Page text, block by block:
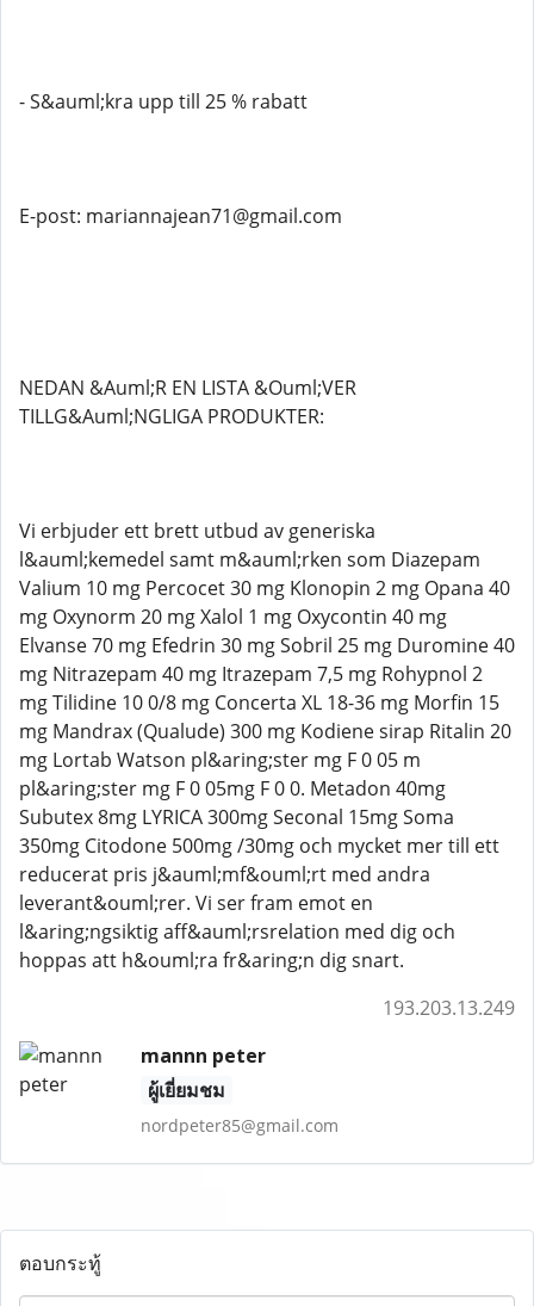
- S&auml;kra upp till 25 % rabatt
E-post: mariannajean71@gmail.com
NEDAN &Auml;R EN LISTA &Ouml;VER
TILLG&Auml;NGLIGA PRODUKTER:
Vi erbjuder ett brett utbud av generiska
l&auml;kemedel samt m&auml;rken som Diazepam
Valium 10 mg Percocet 30 mg Klonopin 2 mg Opana 40
mg Oxynorm 20 mg Xalol 1 mg Oxycontin 40 mg
Elvanse 70 mg Efedrin 30 mg Sobril 25 mg Duromine 40
mg Nitrazepam 40 mg Itrazepam 7,5 mg Rohypnol 2
mg Tilidine 10 0/8 mg Concerta XL 18-36 mg Morfin 15
mg Mandrax (Qualude) 300 mg Kodiene sirap Ritalin 20
mg Lortab Watson pl&aring;ster mg F 0 05 m
pl&aring;ster mg F 0 05mg F 0 0. Metadon 40mg
Subutex 8mg LYRICA 300mg Seconal 15mg Soma
350mg Citodone 500mg /30mg och mycket mer till ett
reducerat pris j&auml;mf&ouml;rt med andra
leverant&ouml;rer. Vi ser fram emot en
l&aring;ngsiktig aff&auml;rsrelation med dig och
hoppas att h&ouml;ra fr&aring;n dig snart.
193.203.13.249
mannn peter
ผู้เยี่ยมชม
nordpeter85@gmail.com
ตอบกระทู้